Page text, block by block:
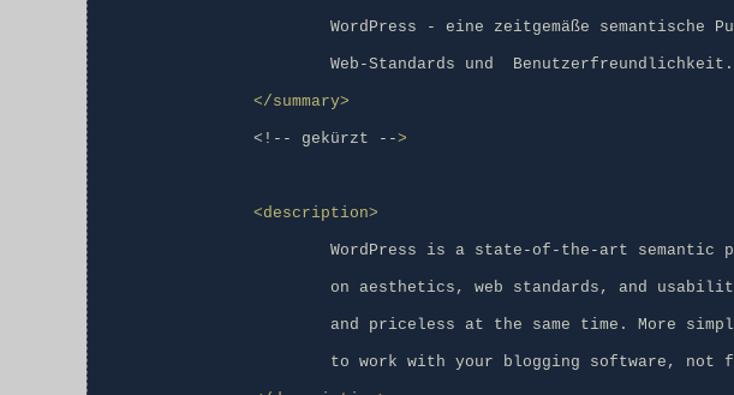
</summary>
		<!-- gekürzt --
>
<description>